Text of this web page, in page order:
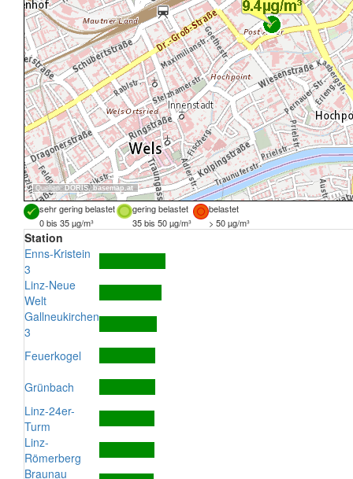
Quellen: DORIS, basemap.at
sehr gering belastet gering belastet
belastet
0 bis 35 µg/m³
35 bis 50 µg/m³ > 50 µg/m³
Station
Enns-Kristein
3
Linz-Neue
Welt
Gallneukirchen
3
Feuerkogel
Grünbach
Linz-24er-
Turm
Linz-
Römerberg
Braunau